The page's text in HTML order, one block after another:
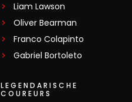
Liam Lawson
Oliver Bearman
Franco Colapinto
Gabriel Bortoleto
LEGENDARISCHE
COUREURS